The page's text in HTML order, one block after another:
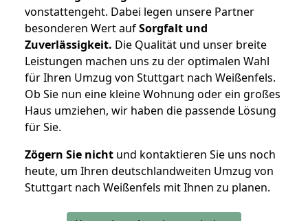
vonstattengeht. Dabei legen unsere Partner
besonderen Wert aufSorgfalt und
Zuverlässigkeit. Die Qualität und unser breite
Leistungen machen uns zu der optimalen Wahl
für Ihren Umzug von Stuttgart nach Weißenfels.
Ob Sie nun eine kleine Wohnung oder ein großes
Haus umziehen, wir haben die passende Lösung
für Sie.
Zögern Sie nicht und kontaktieren Sie uns noch
heute, um Ihren deutschlandweiten Umzug von
Stuttgart nach Weißenfels mit Ihnen zu planen.